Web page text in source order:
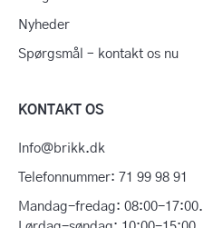
Nyheder
Spørgsmål – kontakt os nu
KONTAKT OS
Info@brikk.dk
Telefonnummer: 71 99 98 91
Mandag-fredag: 08:00-17:00.